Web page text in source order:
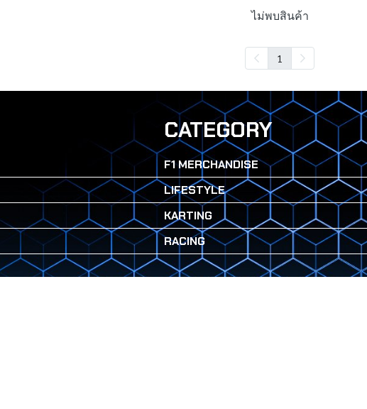
ไม่พบสินค้า
1
CATEGORY
F1 MERCHANDISE
LIFESTYLE
KARTING
RACING